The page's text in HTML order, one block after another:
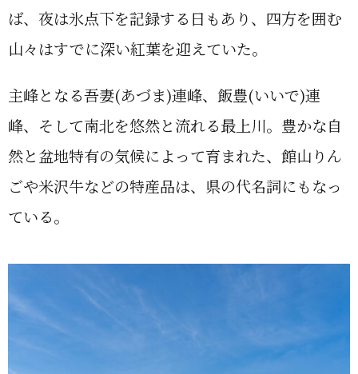
ば、夜は氷点下を記録する日もあり、四方を囲む
山々はすでに深い紅葉を迎えていた。
主峰となる吾妻(あづま)連峰、飯豊(いいで)連
峰、そして南北を悠然と流れる最上川。豊かな自
然と盆地特有の気候によって育まれた、館山りん
ごや米沢牛などの特産品は、県の代名詞にもなっ
ている。